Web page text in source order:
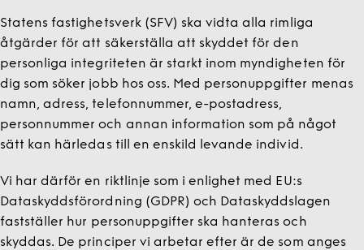
Statens fastighetsverk (SFV) ska vidta alla rimliga
åtgärder för att säkerställa att skyddet för den
personliga integriteten är starkt inom myndigheten för
dig som söker jobb hos oss. Med personuppgifter menas
namn, adress, telefonnummer, e-postadress,
personnummer och annan information som på något
sätt kan härledas till en enskild levande individ.
Vi har därför en riktlinje som i enlighet med EU:s
Dataskyddsförordning (GDPR) och Dataskyddslagen
fastställer hur personuppgifter ska hanteras och
skyddas. De principer vi arbetar efter är de som anges